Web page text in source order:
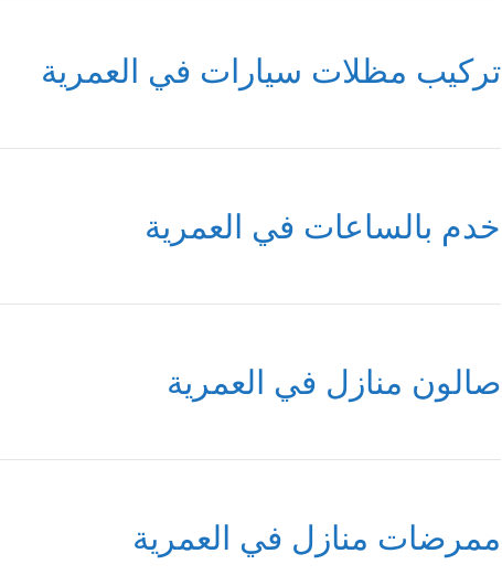
تركيب مظلات سيارات في العمرية
خدم بالساعات في العمرية
صالون منازل في العمرية
ممرضات منازل في العمرية